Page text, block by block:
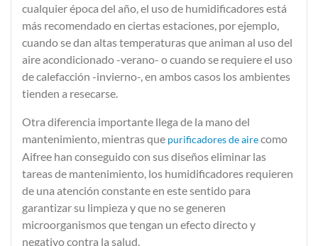
cualquier época del año, el uso de humidificadores está
más recomendado en ciertas estaciones, por ejemplo,
cuando se dan altas temperaturas que animan al uso del
aire acondicionado -verano- o cuando se requiere el uso
de calefacción -invierno-, en ambos casos los ambientes
tienden a resecarse.
Otra diferencia importante llega de la mano del
mantenimiento, mientras que purificadores de airecomo
Aifree han conseguido con sus diseños eliminar las
tareas de mantenimiento, los humidificadores requieren
de una atención constante en este sentido para
garantizar su limpieza y que no se generen
microorganismos que tengan un efecto directo y
negativo contra la salud.